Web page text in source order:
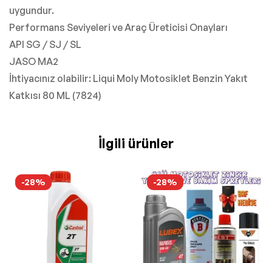
uygundur.
Performans Seviyeleri ve Araç Üreticisi Onayları
API SG / SJ / SL
JASO MA2
İhtiyacınız olabilir: Liqui Moly Motosiklet Benzin Yakıt
Katkısı 80 ML (7824)
İlgili ürünler
-28% -28%